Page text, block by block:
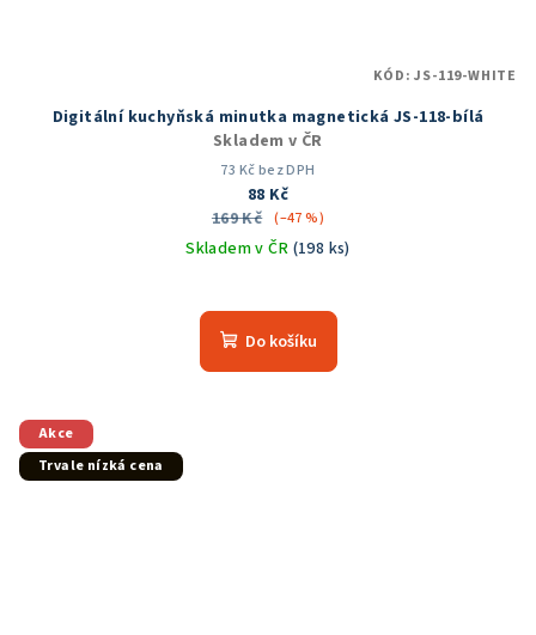
Digitální kuchyňská minutka magnetická JS-118-bílá
Skladem v ČR
73 Kč bez DPH
88 Kč
169 Kč (–47 %)
Skladem v ČR (198 ks)
hodnocení
produktu
Do košíku
KÓD:JS-119-WHITE
Akce
Trvale nízká cena